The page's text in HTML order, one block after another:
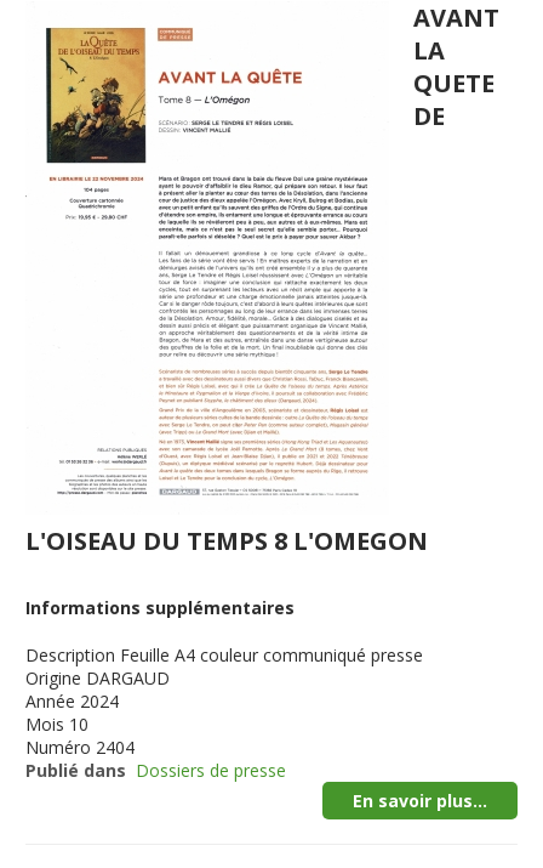
AVANT
LA
QUETE
DE
L'OISEAU DU TEMPS 8 L'OMEGON
Informations supplémentaires
Description Feuille A4 couleur communiqué presse
Origine DARGAUD
Année 2024
Mois 10
Numéro 2404
Publié dans Dossiers de presse
En savoir plus...